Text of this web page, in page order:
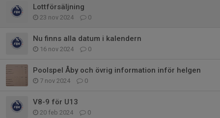
Lottförsäljning
23 nov 2024 0
Nu finns alla datum i kalendern
16 nov 2024 0
Poolspel Åby och övrig information inför helgen
7 nov 2024 0
V8-9 för U13
20 feb 2024 0